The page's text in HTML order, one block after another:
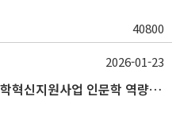
40800
(~1/30) 2026학년도 1학기 대학혁신지원사업 인문학 역량강화 학업지원금 지원 선발 안내(학·석·박사)
2026-01-23